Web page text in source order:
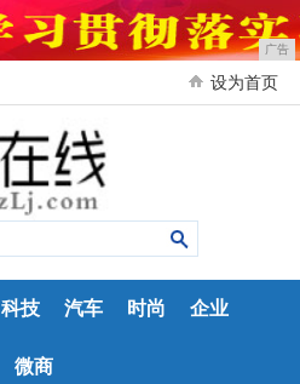
广告
设为首页
科技 汽车 时尚 企业
微商